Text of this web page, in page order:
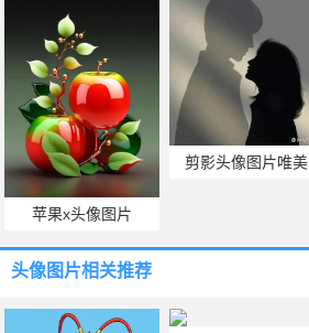
苹果x头像图片
剪影头像图片唯美
头像图片相关推荐